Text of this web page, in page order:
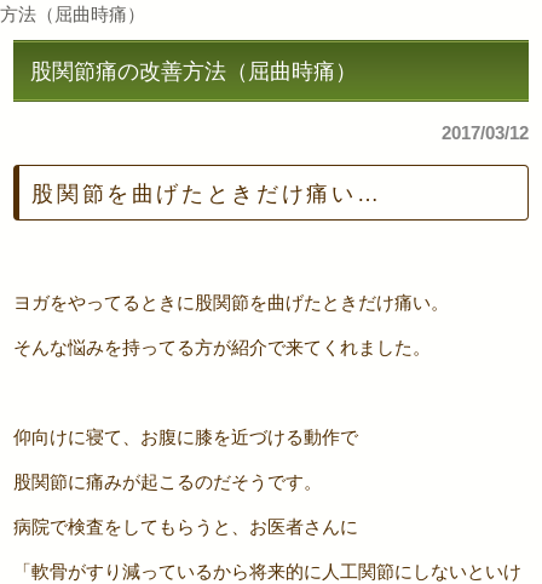
方法（屈曲時痛）
股関節痛の改善方法（屈曲時痛）
2017/03/12
股関節を曲げたときだけ痛い…
ヨガをやってるときに股関節を曲げたときだけ痛い。
そんな悩みを持ってる方が紹介で来てくれました。
仰向けに寝て、お腹に膝を近づける動作で
股関節に痛みが起こるのだそうです。
病院で検査をしてもらうと、お医者さんに
「軟骨がすり減っているから将来的に人工関節にしないといけ